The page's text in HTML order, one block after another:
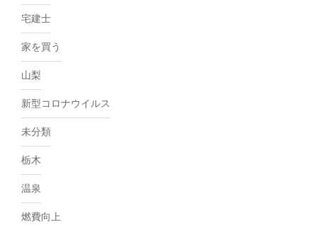
宅建士
家を買う
山梨
新型コロナウイルス
未分類
栃木
温泉
燃費向上